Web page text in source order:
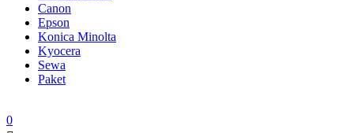
Canon
Epson
Konica Minolta
Kyocera
Sewa
Paket
0